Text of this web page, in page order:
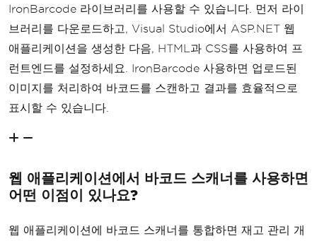
IronBarcode 라이브러리를 사용할 수 있습니다. 먼저 라이
브러리를 다운로드하고, Visual Studio에서 ASP.NET 웹
애플리케이션을 생성한 다음, HTML과 CSS를 사용하여 프
런트엔드를 설정하세요. IronBarcode 사용하면 업로드된
이미지를 처리하여 바코드를 스캔하고 결과를 효율적으로
표시할 수 있습니다.
웹 애플리케이션에서 바코드 스캐너를 사용하면
어떤 이점이 있나요?
웹 애플리케이션에 바코드 스캐너를 통합하면 재고 관리 개